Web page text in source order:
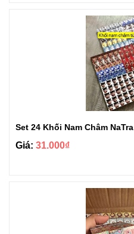
Set 24 Khối Nam Châm NaTra
Giá: 31.000₫